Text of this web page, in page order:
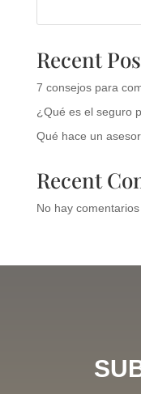
Recent
7 consejos para
¿Qué es el seguro
Qué hace un
Recent
No hay